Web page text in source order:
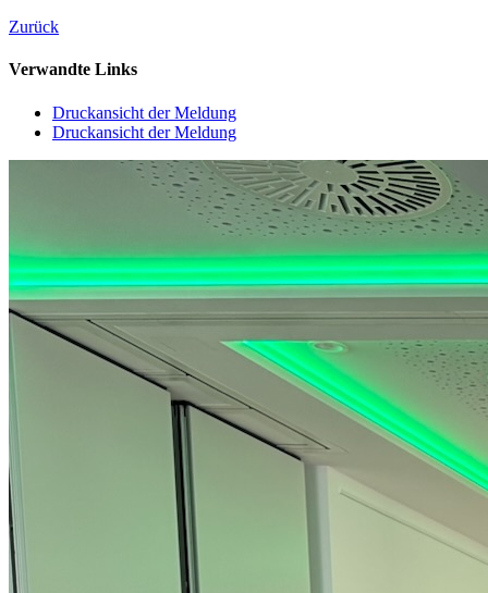
Zurück
Verwandte Links
Druckansicht der Meldung
Druckansicht der Meldung